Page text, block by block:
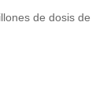
de dosis de